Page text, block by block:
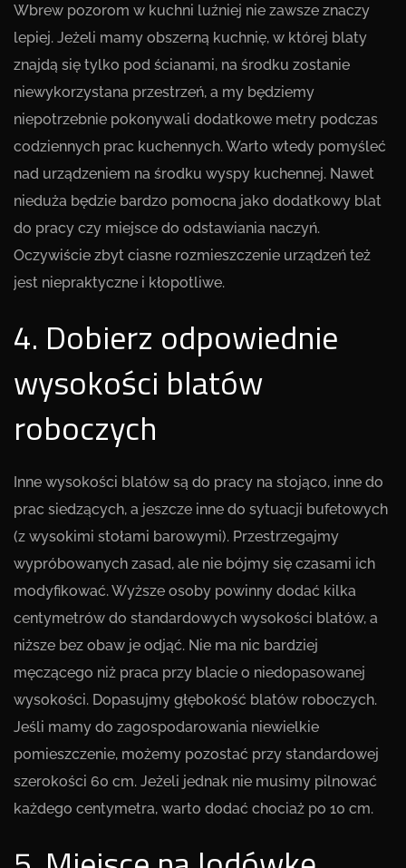
Wbrew pozorom w kuchni luźniej nie zawsze znaczy
lepiej. Jeżeli mamy obszerną kuchnię, w której blaty
znajdą się tylko pod ścianami, na środku zostanie
niewykorzystana przestrzeń, a my będziemy
niepotrzebnie pokonywali dodatkowe metry podczas
codziennych prac kuchennych. Warto wtedy pomyśleć
nad urządzeniem na środku wyspy kuchennej. Nawet
nieduża będzie bardzo pomocna jako dodatkowy blat
do pracy czy miejsce do odstawiania naczyń.
Oczywiście zbyt ciasne rozmieszczenie urządzeń też
jest niepraktyczne i kłopotliwe.
4. Dobierz odpowiednie
wysokości blatów
roboczych
Inne wysokości blatów są do pracy na stojąco, inne do
prac siedzących, a jeszcze inne do sytuacji bufetowych
(z wysokimi stołami barowymi). Przestrzegajmy
wypróbowanych zasad, ale nie bójmy się czasami ich
modyfikować. Wyższe osoby powinny dodać kilka
centymetrów do standardowych wysokości blatów, a
niższe bez obaw je odjąć. Nie ma nic bardziej
męczącego niż praca przy blacie o niedopasowanej
wysokości. Dopasujmy głębokość blatów roboczych.
Jeśli mamy do zagospodarowania niewielkie
pomieszczenie, możemy pozostać przy standardowej
szerokości 60 cm. Jeżeli jednak nie musimy pilnować
każdego centymetra, warto dodać chociaż po 10 cm.